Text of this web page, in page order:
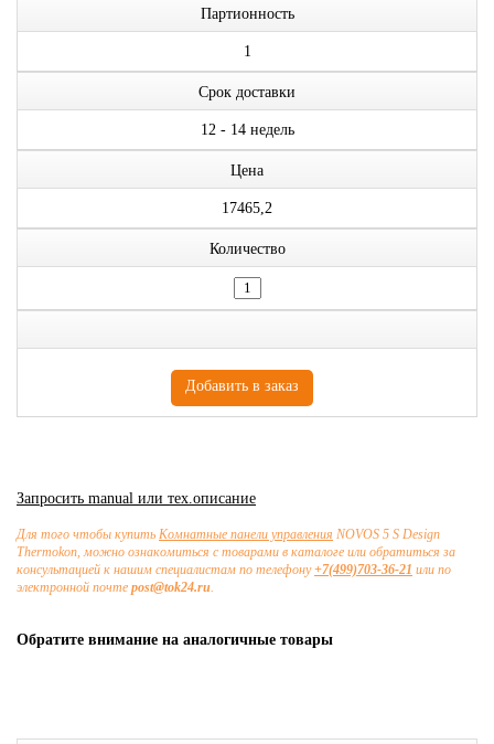
Партионность
1
Срок доставки
12 - 14 недель
Цена
17465,2
Количество
Запросить manual или тех.описание
Для того чтобы купить Комнатные панели управления NOVOS 5 S Design
Thermokon, можно ознакомиться с товарами в каталоге или обратиться за
консультацией к нашим специалистам по телефону+7(499)703-36-21 или по
электронной почте post@tok24.ru.
Обратите внимание на аналогичные товары